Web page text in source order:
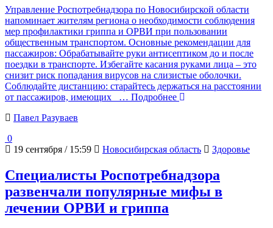
Управление Роспотребнадзора по Новосибирской области
напоминает жителям региона о необходимости соблюдения
мер профилактики гриппа и ОРВИ при пользовании
общественным транспортом. Основные рекомендации для
пассажиров: Обрабатывайте руки антисептиком до и после
поездки в транспорте. Избегайте касания руками лица – это
снизит риск попадания вирусов на слизистые оболочки.
Соблюдайте дистанцию: старайтесь держаться на расстоянии
от пассажиров, имеющих
… Подробнее
Павел Разуваев
0
19 сентября / 15:59
Новосибирская область Здоровье
Специалисты Роспотребнадзора
развенчали популярные мифы в
лечении ОРВИ и гриппа